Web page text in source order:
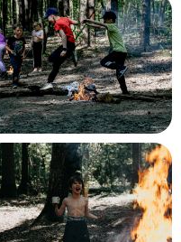
любого
не требуется.